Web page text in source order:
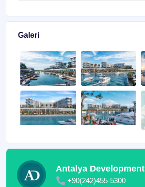
Galeri
Antalya Development
+90(242)455-5300